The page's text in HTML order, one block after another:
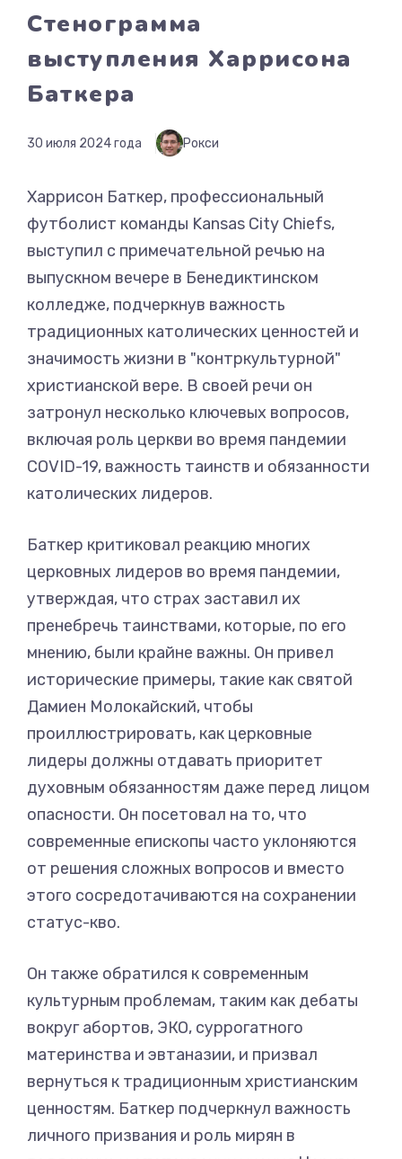
Стенограмма
выступления Харрисона
Баткера
30 июля 2024 года Рокси
Харрисон Баткер, профессиональный
футболист команды Kansas City Chiefs,
выступил с примечательной речью на
выпускном вечере в Бенедиктинском
колледже, подчеркнув важность
традиционных католических ценностей и
значимость жизни в "контркультурной"
христианской вере. В своей речи он
затронул несколько ключевых вопросов,
включая роль церкви во время пандемии
COVID-19, важность таинств и обязанности
католических лидеров.
Баткер критиковал реакцию многих
церковных лидеров во время пандемии,
утверждая, что страх заставил их
пренебречь таинствами, которые, по его
мнению, были крайне важны. Он привел
исторические примеры, такие как святой
Дамиен Молокайский, чтобы
проиллюстрировать, как церковные
лидеры должны отдавать приоритет
духовным обязанностям даже перед лицом
опасности. Он посетовал на то, что
современные епископы часто уклоняются
от решения сложных вопросов и вместо
этого сосредотачиваются на сохранении
статус-кво.
Он также обратился к современным
культурным проблемам, таким как дебаты
вокруг абортов, ЭКО, суррогатного
материнства и эвтаназии, и призвал
вернуться к традиционным христианским
ценностям. Баткер подчеркнул важность
личного призвания и роль мирян в